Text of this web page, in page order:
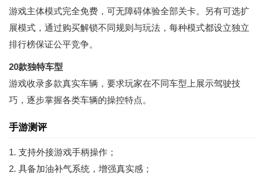
游戏主体模式完全免费，可无障碍体验全部关卡。另有可选扩
展模式，通过购买解锁不同规则与玩法，每种模式都设立独立
排行榜保证公平竞争。
20款独特车型
游戏收录多款真实车辆，要求玩家在不同车型上展示驾驶技
巧，逐步掌握各类车辆的操控特点。
手游测评
1. 支持外接游戏手柄操作；
2. 具备加油补气系统，增强真实感；